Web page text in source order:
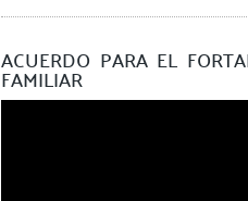
ACUERDO PARA EL
FAMILIAR